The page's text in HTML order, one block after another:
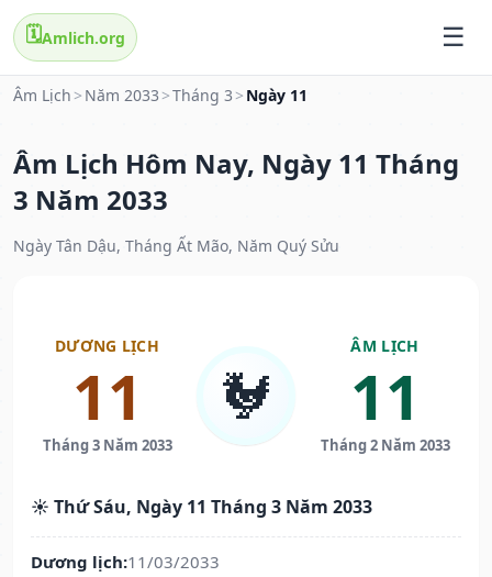
🗓️Amlich.org
Âm Lịch > Năm 2033 >Tháng 3 > Ngày 11
Âm Lịch Hôm Nay, Ngày 11 Tháng
3 Năm 2033
Ngày Tân Dậu, Tháng Ất Mão, Năm Quý Sửu
DƯƠNG LỊCH
11
Tháng 3 Năm 2033
🐓
ÂM LỊCH
11
Tháng 2 Năm 2033
☀️ Thứ Sáu, Ngày 11 Tháng 3 Năm 2033
Dương lịch:11/03/2033